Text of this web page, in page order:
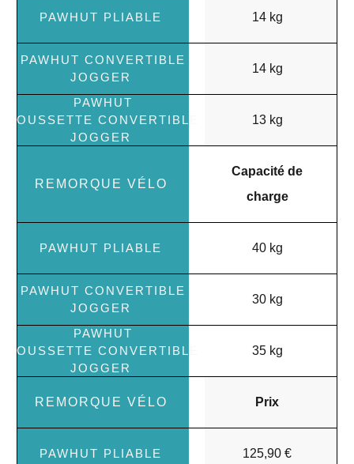
14 kg
14 kg
13 kg
Capacité de
charge
40 kg
30 kg
35 kg
Prix
125,90 €